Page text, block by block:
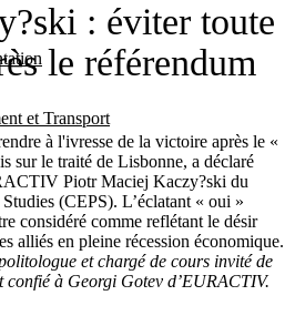
et Transport
: éviter toute
le référendum
à l'ivresse de la victoire après le «
sur le traité de Lisbonne, a déclaré
Piotr Maciej Kaczy?ski du
(CEPS). L’éclatant « oui »
considéré comme reflétant le désir
alliés en pleine récession économique.
et chargé de cours invité de
confié à Georgi Gotev d’EURACTIV.